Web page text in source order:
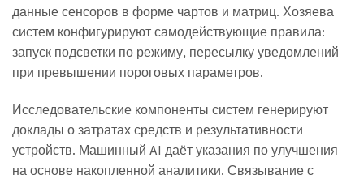
данные сенсоров в форме чартов и матриц. Хозяева
систем конфигурируют самодействующие правила:
запуск подсветки по режиму, пересылку уведомлений
при превышении пороговых параметров.
Исследовательские компоненты систем генерируют
доклады о затратах средств и результативности
устройств. Машинный AI даёт указания по улучшения
на основе накопленной аналитики. Связывание с